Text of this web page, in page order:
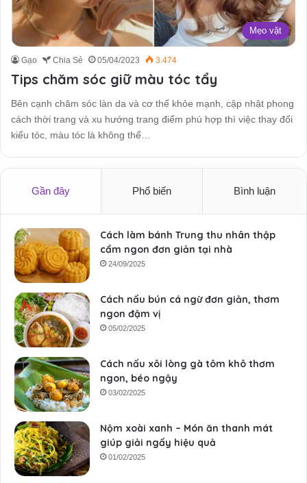
Mẹo vặt
Gạo Chia Sẻ 05/04/2023 3.474
Tips chăm sóc giữ màu tóc tẩy
Bên cạnh chăm sóc làn da và cơ thể khỏe mạnh, cập nhật phong
cách thời trang và xu hướng trang điểm phù hợp thì việc thay đổi
kiểu tóc, màu tóc là không thể…
Gần đây Phổ biến Bình luận
Cách làm bánh Trung thu nhân thập
cẩm ngon đơn giản tại nhà
24/09/2025
Cách nấu bún cá ngừ đơn giản, thơm
ngon đậm vị
05/02/2025
Cách nấu xôi lòng gà tôm khô thơm
ngon, béo ngậy
03/02/2025
Nộm xoài xanh – Món ăn thanh mát
giúp giải ngấy hiệu quả
01/02/2025